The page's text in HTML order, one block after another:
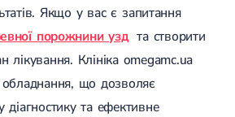
Якщо у вас є запитання
порожнини узд та створити
лікування. Клініка omegamc.ua
обладнання, що дозволяє
діагностику та ефективне